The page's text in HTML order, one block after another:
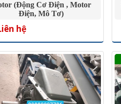
(Động Cơ Điện , Motor
Điện, Mô Tơ)
hệ